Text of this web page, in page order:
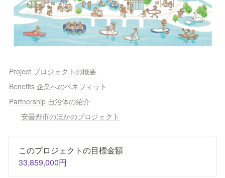
Project プロジェクトの概要
Benefits 企業へのベネフィット
Partnership 自治体の紹介
安曇野市のほかのプロジェクト
33,859,000円